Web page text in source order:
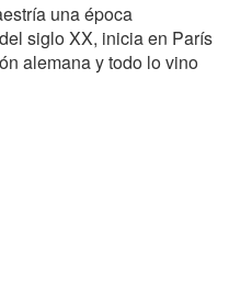
una época
siglo XX, inicia en París
alemana y todo lo vino